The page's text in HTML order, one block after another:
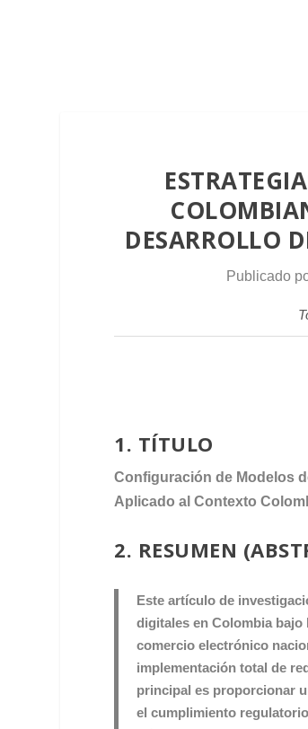
DESARROLLO
Publicado
1. TÍTULO
Configuración de Modelos
Aplicado al Contexto
2. RESUMEN
Este artículo de
digitales en Colombia bajo
comercio electrónico
implementación total de
principal es proporcionar
el cumplimiento